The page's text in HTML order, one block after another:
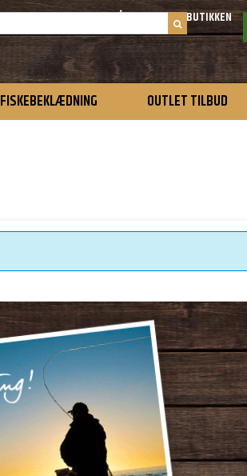
ÅBNINGSTIDER BUTIKKEN
FISKEBEKLÆDNING OUTLET TILBUD